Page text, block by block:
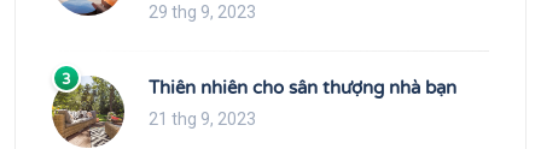
29 thg 9, 2023
3 Thiên nhiên cho sân thượng nhà bạn
21 thg 9, 2023